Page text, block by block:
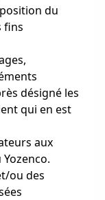
du
fins
désigné les
qui en est
aux
ou des